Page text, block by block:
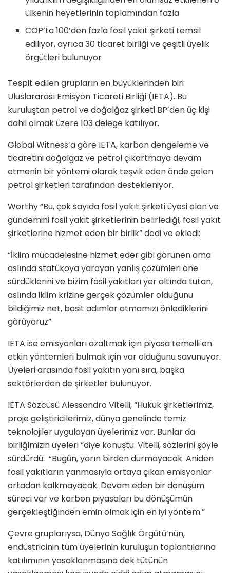
ülkenin heyetlerinin toplamından fazla
COP’ta 100’den fazla fosil yakıt şirketi temsil
ediliyor, ayrıca 30 ticaret birliği ve çeşitli üyelik
örgütleri bulunuyor
Tespit edilen grupların en büyüklerinden biri
Uluslararası Emisyon Ticareti Birliği (IETA). Bu
kuruluştan petrol ve doğalğaz şirketi BP’den üç kişi
dahil olmak üzere 103 delege katılıyor.
Global Witness’a göre IETA, karbon dengeleme ve
ticaretini doğalgaz ve petrol çıkartmaya devam
etmenin bir yöntemi olarak teşvik eden önde gelen
petrol şirketleri tarafından destekleniyor.
Worthy “Bu, çok sayıda fosil yakıt şirketi üyesi olan ve
gündemini fosil yakıt şirketlerinin belirlediği, fosil yakıt
şirketlerine hizmet eden bir birlik” dedi ve ekledi:
“İklim mücadelesine hizmet eder gibi görünen ama
aslında statükoya yarayan yanlış çözümleri öne
sürdüklerini ve bizim fosil yakıtları yer altında tutan,
aslında iklim krizine gerçek çözümler olduğunu
bildiğimiz net, basit adımlar atmamızı önlediklerini
görüyoruz”
IETA ise emisyonları azaltmak için piyasa temelli en
etkin yöntemleri bulmak için var olduğunu savunuyor.
Üyeleri arasında fosil yakıtın yanı sıra, başka
sektörlerden de şirketler bulunuyor.
IETA Sözcüsü Alessandro Vitelli, “Hukuk şirketlerimiz,
proje geliştiricilerimiz, dünya genelinde temiz
teknolojiler uygulayan üyelerimiz var. Bunlar da
birliğimizin üyeleri “diye konuştu. Vitelli, sözlerini şöyle
sürdürdü: “Bugün, yarın birden durmayacak. Aniden
fosil yakıtların yanmasıyla ortaya çıkan emisyonlar
ortadan kalkmayacak. Devam eden bir dönüşüm
süreci var ve karbon piyasaları bu dönüşümün
gerçekleştiğinden emin olmak için en iyi yöntem.”
Çevre gruplarıysa, Dünya Sağlık Örgütü’nün,
endüstricinin tüm üyelerinin kuruluşun toplantılarına
katılımının yasaklanmasına dek tütünün